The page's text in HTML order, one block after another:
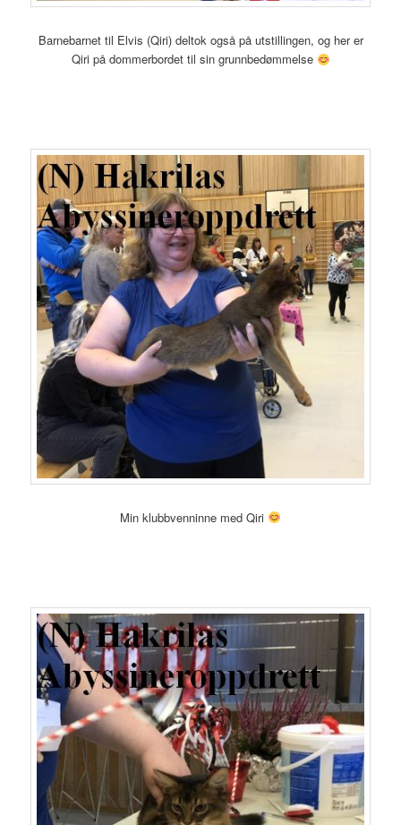
Barnebarnet til Elvis (Qiri) deltok også på utstillingen, og her er
Qiri på dommerbordet til sin grunnbedømmelse
Min klubbvenninne med Qiri